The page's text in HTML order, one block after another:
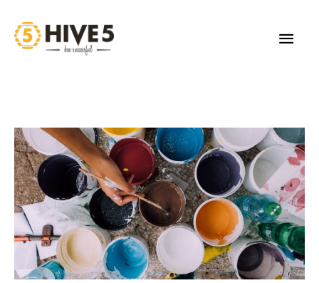
contenu